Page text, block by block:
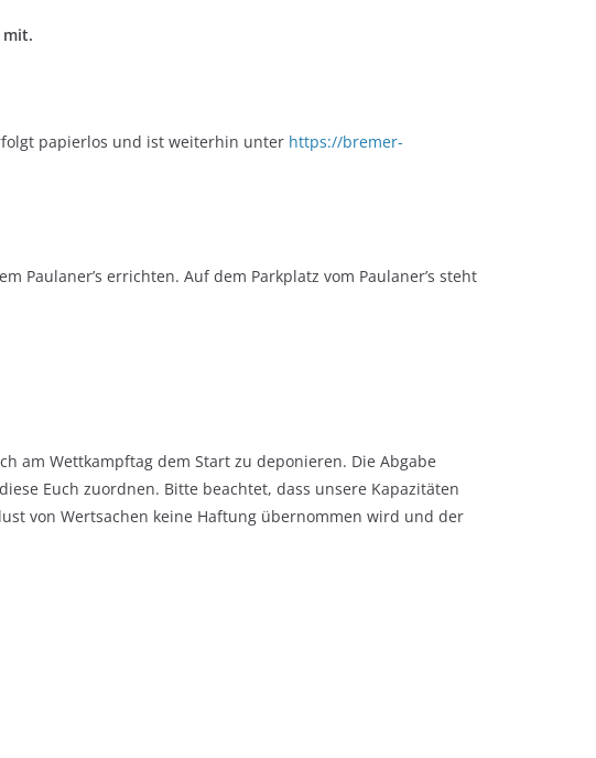
mit.
papierlos und ist weiterhin unter https://bremer-
Paulaner’s errichten. Auf dem Parkplatz vom Paulaner’s steht
am Wettkampftag dem Start zu deponieren. Die Abgabe
Euch zuordnen. Bitte beachtet, dass unsere Kapazitäten
von Wertsachen keine Haftung übernommen wird und der